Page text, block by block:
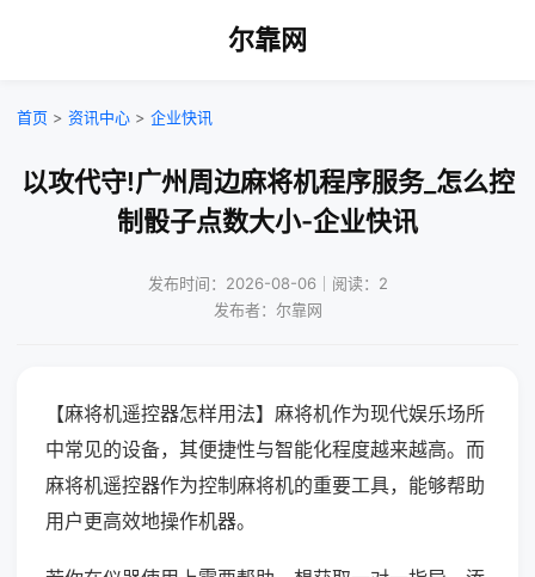
尔靠网
首页 > 资讯中心 > 企业快讯
以攻代守!广州周边麻将机程序服务_怎么控
制骰子点数大小-企业快讯
发布时间：2026-08-06｜阅读：2
发布者：尔靠网
【麻将机遥控器怎样用法】麻将机作为现代娱乐场所
中常见的设备，其便捷性与智能化程度越来越高。而
麻将机遥控器作为控制麻将机的重要工具，能够帮助
用户更高效地操作机器。